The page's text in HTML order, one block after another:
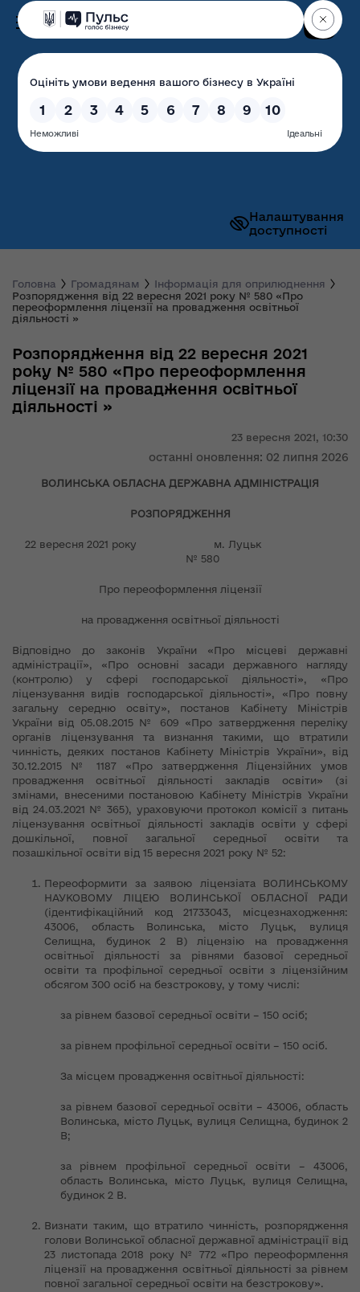
Налаштування
доступності
Волинська обласна
державна адміністрація
Головна Громадянам
Інформація для оприлюднення
Розпорядження від 22 вересня 2021 року № 580 «Про
переоформлення ліцензії на провадження освітньої
діяльності »
23 вересня 2021, 10:30
останні оновлення: 02 липня 2026
Розпорядження від 22 вересня 2021
року № 580 «Про переоформлення
ліцензії на провадження освітньої
діяльності »
ВОЛИНСЬКА ОБЛАСНА ДЕРЖАВНА АДМІНІСТРАЦІЯ
РОЗПОРЯДЖЕННЯ
22 вересня 2021 року м. Луцьк
№ 580
Про переоформлення ліцензії
на провадження освітньої діяльності
Відповідно до законів України «Про місцеві державні
адміністрації», «Про основні засади державного нагляду
(контролю) у сфері господарської діяльності», «Про
ліцензування видів господарської діяльності», «Про повну
загальну середню освіту», постанов Кабінету Міністрів
України від 05.08.2015 № 609 «Про затвердження переліку
органів ліцензування та визнання такими, що втратили
чинність, деяких постанов Кабінету Міністрів України», від
30.12.2015 № 1187 «Про затвердження Ліцензійних умов
провадження освітньої діяльності закладів освіти» (зі
змінами, внесеними постановою Кабінету Міністрів України
від 24.03.2021 № 365), ураховуючи протокол комісії з питань
ліцензування освітньої діяльності закладів освіти у сфері
дошкільної, повної загальної середньої освіти та
позашкільної освіти від 15 вересня 2021 року № 52:
Переоформити за заявою ліцензіата ВОЛИНСЬКОМУ
НАУКОВОМУ ЛІЦЕЮ ВОЛИНСЬКОЇ ОБЛАСНОЇ РАДИ
(ідентифікаційний код 21733043, місцезнаходження:
43006, область Волинська, місто Луцьк, вулиця
Селищна, будинок 2 В) ліцензію на провадження
освітньої діяльності за рівнями базової середньої
освіти та профільної середньої освіти з ліцензійним
обсягом 300 осіб на безстрокову, у тому числі:
за рівнем базової середньої освіти – 150 осіб;
за рівнем профільної середньої освіти – 150 осіб.
За місцем провадження освітньої діяльності:
за рівнем базової середньої освіти – 43006, область
Волинська, місто Луцьк, вулиця Селищна, будинок 2
В;
за рівнем профільної середньої освіти – 43006,
область Волинська, місто Луцьк, вулиця Селищна,
будинок 2 В.
Визнати таким, що втратило чинність, розпорядження
голови Волинської обласної державної адміністрації від
23 листопада 2018 року № 772 «Про переоформлення
ліцензії на провадження освітньої діяльності за рівнем
повної загальної середньої освіти на безстрокову».